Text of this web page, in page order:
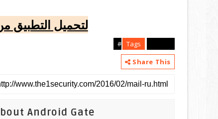
لتحميل التطبيق
Tags
Share This
Android Gate